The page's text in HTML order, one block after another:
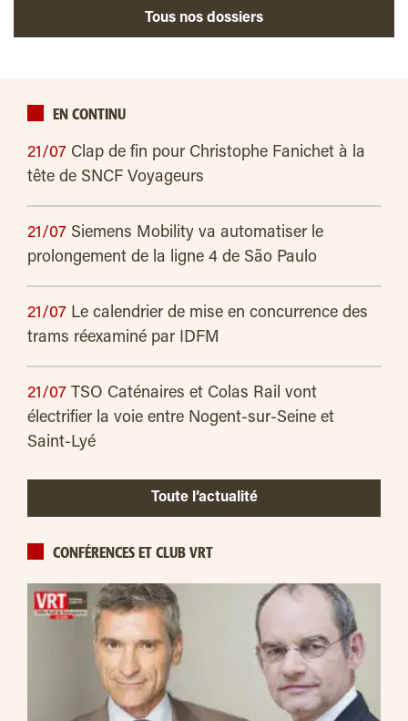
Tous nos dossiers
EN CONTINU
21/07 Clap de fin pour Christophe Fanichet à la
tête de SNCF Voyageurs
21/07 Siemens Mobility va automatiser le
prolongement de la ligne 4 de São Paulo
21/07 Le calendrier de mise en concurrence des
trams réexaminé par IDFM
21/07 TSO Caténaires et Colas Rail vont
électrifier la voie entre Nogent-sur-Seine et
Saint-Lyé
Toute l’actualité
CONFÉRENCES ET CLUB VRT